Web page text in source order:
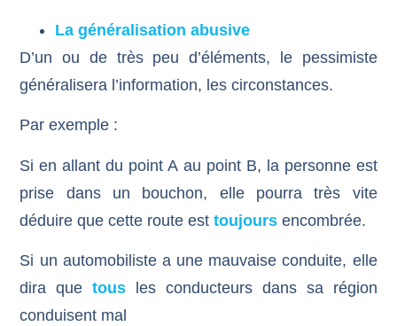
La généralisation abusive
D’un ou de très peu d’éléments, le pessimiste
généralisera l’information, les circonstances.
Par exemple :
Si en allant du point A au point B, la personne est
prise dans un bouchon, elle pourra très vite
déduire que cette route est toujours encombrée.
Si un automobiliste a une mauvaise conduite, elle
dira quetous les conducteurs dans sa région
conduisent mal